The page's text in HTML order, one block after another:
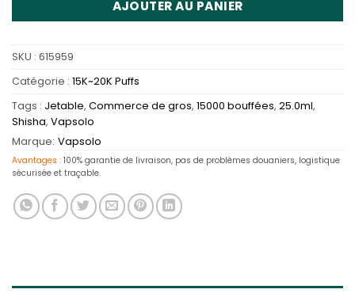
AJOUTER AU PANIER
SKU : 615959
Catégorie : 15K~20K Puffs
Tags : Jetable, Commerce de gros, 15000 bouffées, 25.0ml,
Shisha, Vapsolo
Marque: Vapsolo
Avantages : 100% garantie de livraison, pas de problèmes douaniers, logistique
sécurisée et traçable.